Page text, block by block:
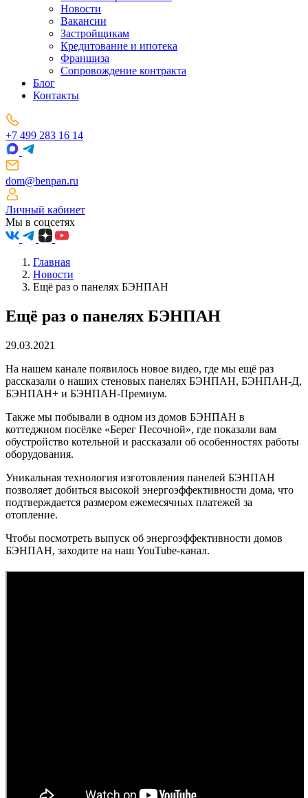
Новости
Вакансии
Застройщикам
Кредитование и ипотека
Франшиза
Сопровождение контракта
Блог
Контакты
+7 499 283 16 14
dom@benpan.ru
Личный кабинет
Мы в соцсетях
Главная
Новости
Ещё раз о панелях БЭНПАН
Ещё раз о панелях БЭНПАН
29.03.2021
На нашем канале появилось новое видео, где мы ещё раз
рассказали о наших стеновых панелях БЭНПАН, БЭНПАН-Д,
БЭНПАН+ и БЭНПАН-Премиум.
Также мы побывали в одном из домов БЭНПАН в
коттеджном посёлке «Берег Песочной», где показали вам
обустройство котельной и рассказали об особенностях работы
оборудования.
Уникальная технология изготовления панелей БЭНПАН
позволяет добиться высокой энергоэффективности дома, что
подтверждается размером ежемесячных платежей за
отопление.
Чтобы посмотреть выпуск об энергоэффективности домов
БЭНПАН, заходите на наш YouTube-канал.